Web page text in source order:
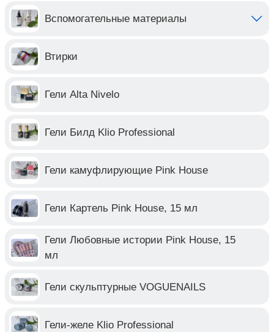
Вспомогательные материалы
Втирки
Гели Alta Nivelo
Гели Билд Klio Professional
Гели камуфлирующие Pink House
Гели Картель Pink House, 15 мл
Гели Любовные истории Pink House, 15
мл
Гели скульптурные VOGUENAILS
Гели-желе Klio Professional